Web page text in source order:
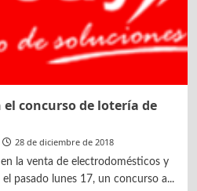
concurso de lotería de
28 de diciembre de 2018
en la venta de electrodomésticos y
pasado lunes 17, un concurso a...